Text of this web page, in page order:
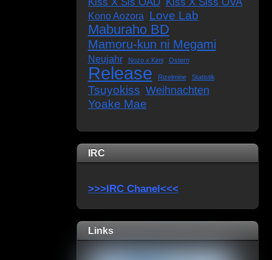
Kono Aozora Love Lab
Maburaho BD
Mamoru-kun ni Megami
Neujahr Nozo x Kimi Ostern
Release Rizelmine Statistik
Tsuyokiss Weihnachten
Yoake Mae
IRC
>>>IRC Chanel<<<
Links